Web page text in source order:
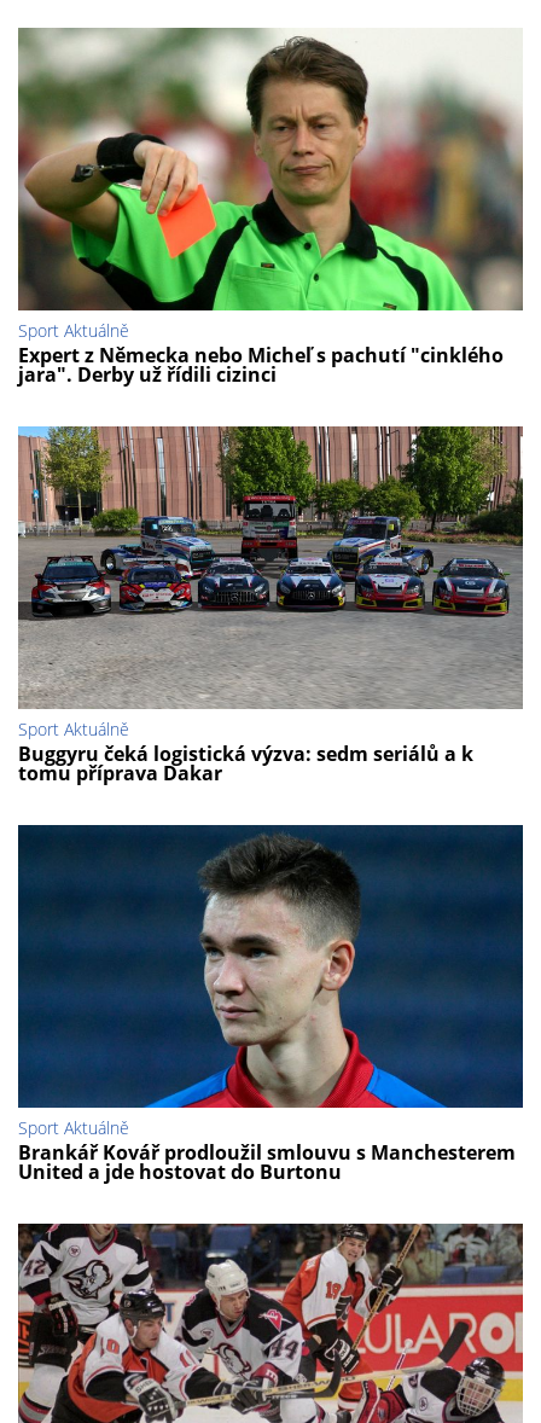
Sport Aktuálně
Expert z Německa nebo Micheľ s pachutí "cinklého
jara". Derby už řídili cizinci
Sport Aktuálně
Buggyru čeká logistická výzva: sedm seriálů a k
tomu příprava Dakar
Sport Aktuálně
Brankář Kovář prodloužil smlouvu s Manchesterem
United a jde hostovat do Burtonu